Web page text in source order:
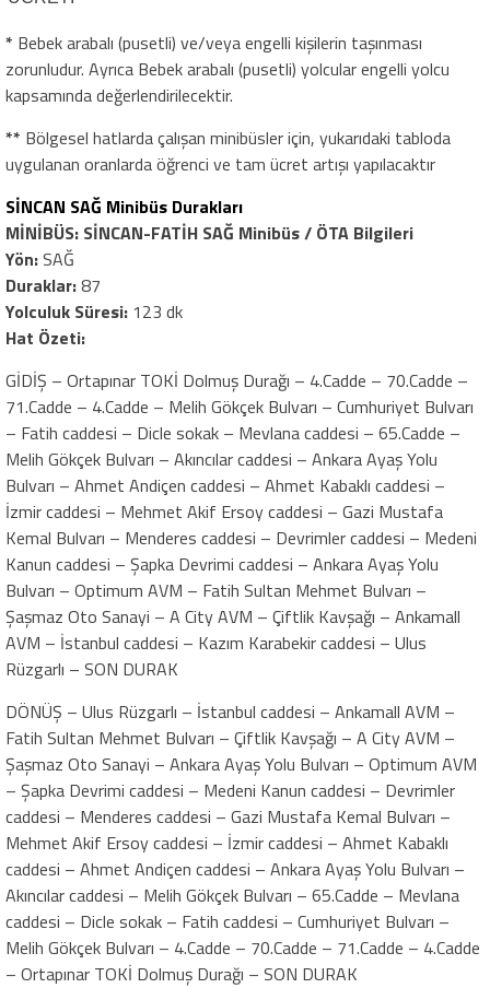
* Bebek arabalı (pusetli) ve/veya engelli kişilerin taşınması
zorunludur. Ayrıca Bebek arabalı (pusetli) yolcular engelli yolcu
kapsamında değerlendirilecektir.
** Bölgesel hatlarda çalışan minibüsler için, yukarıdaki tabloda
uygulanan oranlarda öğrenci ve tam ücret artışı yapılacaktır
SİNCAN SAĞ Minibüs Durakları
MİNİBÜS: SİNCAN-FATİH SAĞ Minibüs / ÖTA Bilgileri
Yön:SAĞ
Duraklar:87
Yolculuk Süresi: 123 dk
Hat Özeti:
GİDİŞ – Ortapınar TOKİ Dolmuş Durağı – 4.Cadde – 70.Cadde –
71.Cadde – 4.Cadde – Melih Gökçek Bulvarı – Cumhuriyet Bulvarı
– Fatih caddesi – Dicle sokak – Mevlana caddesi – 65.Cadde –
Melih Gökçek Bulvarı – Akıncılar caddesi – Ankara Ayaş Yolu
Bulvarı – Ahmet Andiçen caddesi – Ahmet Kabaklı caddesi –
İzmir caddesi – Mehmet Akif Ersoy caddesi – Gazi Mustafa
Kemal Bulvarı – Menderes caddesi – Devrimler caddesi – Medeni
Kanun caddesi – Şapka Devrimi caddesi – Ankara Ayaş Yolu
Bulvarı – Optimum AVM – Fatih Sultan Mehmet Bulvarı –
Şaşmaz Oto Sanayi – A City AVM – Çiftlik Kavşağı – Ankamall
AVM – İstanbul caddesi – Kazım Karabekir caddesi – Ulus
Rüzgarlı – SON DURAK
DÖNÜŞ – Ulus Rüzgarlı – İstanbul caddesi – Ankamall AVM –
Fatih Sultan Mehmet Bulvarı – Çiftlik Kavşağı – A City AVM –
Şaşmaz Oto Sanayi – Ankara Ayaş Yolu Bulvarı – Optimum AVM
– Şapka Devrimi caddesi – Medeni Kanun caddesi – Devrimler
caddesi – Menderes caddesi – Gazi Mustafa Kemal Bulvarı –
Mehmet Akif Ersoy caddesi – İzmir caddesi – Ahmet Kabaklı
caddesi – Ahmet Andiçen caddesi – Ankara Ayaş Yolu Bulvarı –
Akıncılar caddesi – Melih Gökçek Bulvarı – 65.Cadde – Mevlana
caddesi – Dicle sokak – Fatih caddesi – Cumhuriyet Bulvarı –
Melih Gökçek Bulvarı – 4.Cadde – 70.Cadde – 71.Cadde – 4.Cadde
– Ortapınar TOKİ Dolmuş Durağı – SON DURAK